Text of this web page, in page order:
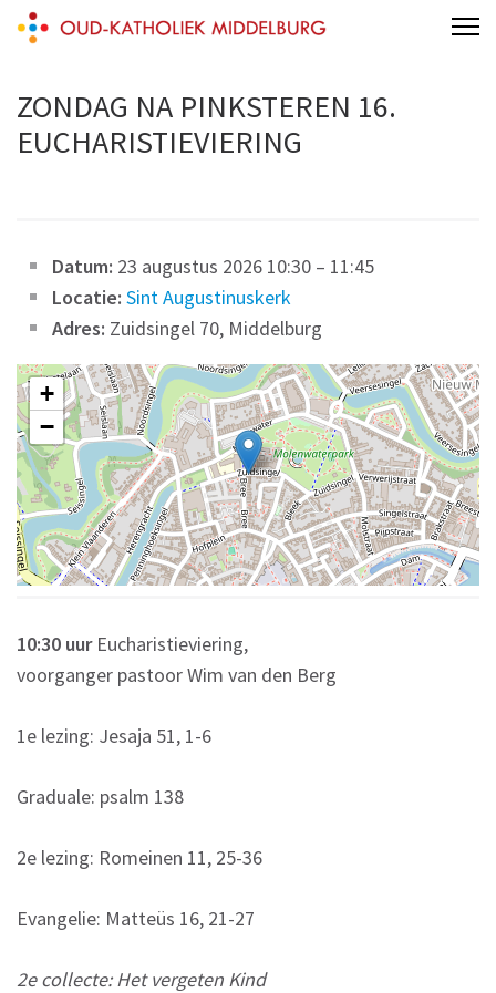
Skip
(Press
Enter)
Oud-Katholiek Middelburg
ZONDAG NA PINKSTEREN 16.
EUCHARISTIEVIERING
Datum: 23 augustus 2026 10:30 – 11:45
Locatie: Sint Augustinuskerk
Adres: Zuidsingel 70, Middelburg
+
−
10:30 uur Eucharistieviering,
voorganger pastoor Wim van den Berg
1e lezing: Jesaja 51, 1-6
Graduale: psalm 138
2e lezing: Romeinen 11, 25-36
Evangelie: Matteüs 16, 21-27
2ecollecte: Het vergeten Kind